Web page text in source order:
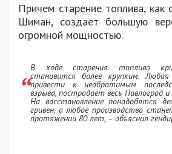
Причем старение топлива, как
Шиман, создает большую
огромной мощностью.
В ходе старения топливо
становится более хрупким.
привести к необратимым
взрыва, пострадает весь Павлоград
На восстановление понадобятся
гривен, а любое производство
протяжении 80 лет, – объяснил